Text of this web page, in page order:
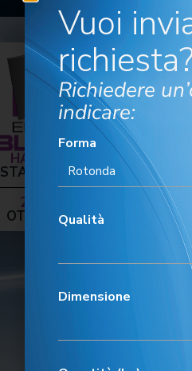
HALL 17
STAND B66
20-23
OTTOBRE
Prenota
Giorno
Orario
Argomento
Vuoi
Richiedere
indicare:
Forma
Qualità
Dimensione